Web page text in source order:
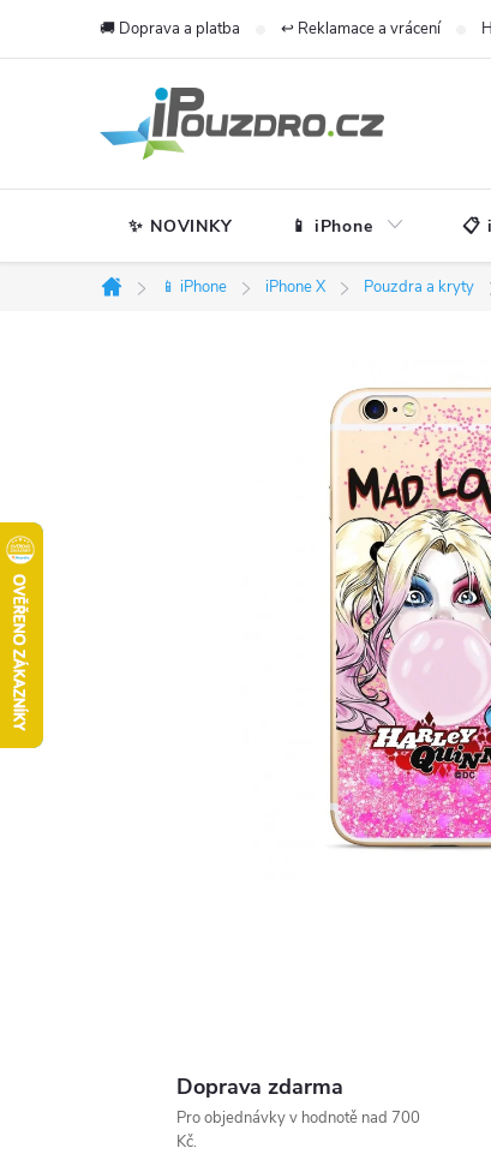
🚚 Doprava a platba ↩️ Reklamace a vrácení
✨ NOVINKY 📱 iPhone 📋
Domů
📱 iPhone iPhone X Pouzdra a kryty
Doprava zdarma
Pro objednávky v hodnotě nad 700
Kč.